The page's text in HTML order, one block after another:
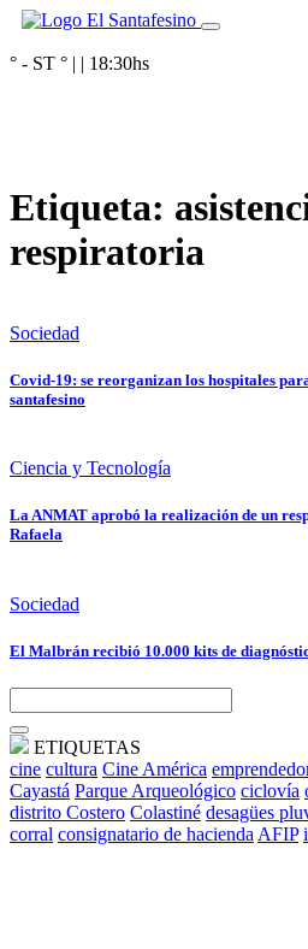
° - ST ° | | 18:30hs
Etiqueta:
respiratoria
Sociedad
Covid-19: se reorganizan los hospitales
santafesino
Ciencia y Tecnología
La ANMAT aprobó la realización de un
Rafaela
Sociedad
El Malbrán recibió 10.000 kits de
ETIQUETAS
cine cultura Cine América
Cayastá Parque Arqueológico ciclovía
distrito Costero Colastiné desagües
corral consignatario de hacienda AFIP